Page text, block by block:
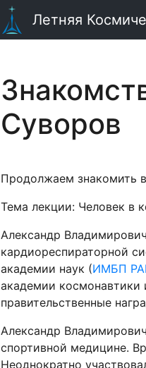
Летняя
Суворов
Продолжаем знакомить
Тема лекции: Человек в
Александр
кардиореспираторной
академии наук (ИМБП
академии космонавтики
правительственные
Александр
спортивной медицине.
Неоднократно